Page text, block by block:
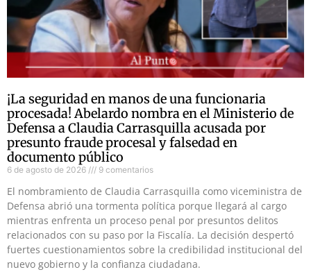
¡La seguridad en manos de una funcionaria
procesada! Abelardo nombra en el Ministerio de
Defensa a Claudia Carrasquilla acusada por
presunto fraude procesal y falsedad en
documento público
6 de agosto de 2026 9 comentarios
El nombramiento de Claudia Carrasquilla como viceministra de
Defensa abrió una tormenta política porque llegará al cargo
mientras enfrenta un proceso penal por presuntos delitos
relacionados con su paso por la Fiscalía. La decisión despertó
fuertes cuestionamientos sobre la credibilidad institucional del
nuevo gobierno y la confianza ciudadana.